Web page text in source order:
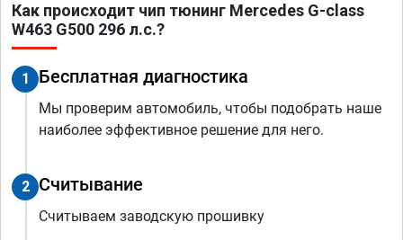
Как происходит чип тюнинг Mercedes G-class
W463 G500 296 л.с.?
1 Бесплатная диагностика
Мы проверим автомобиль, чтобы подобрать наше
наиболее эффективное решение для него.
2 Считывание
Считываем заводскую прошивку